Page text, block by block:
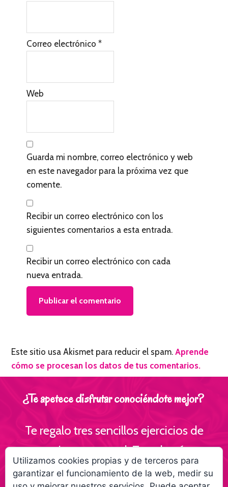
Correo electrónico*
Web
Guarda mi nombre, correo electrónico y web
en este navegador para la próxima vez que
comente.
Recibir un correo electrónico con los
siguientes comentarios a esta entrada.
Recibir un correo electrónico con cada
nueva entrada.
Este sitio usa Akismet para reducir el spam.Aprende
cómo se procesan los datos de tus comentarios.
¿Te apetece disfrutar conociéndote mejor?
Te regalo tres sencillos ejercicios de
escritura personal ¡Te volverás
interesante para ti!
Utilizamos cookies propias y de terceros para
garantizar el funcionamiento de la web, medir su